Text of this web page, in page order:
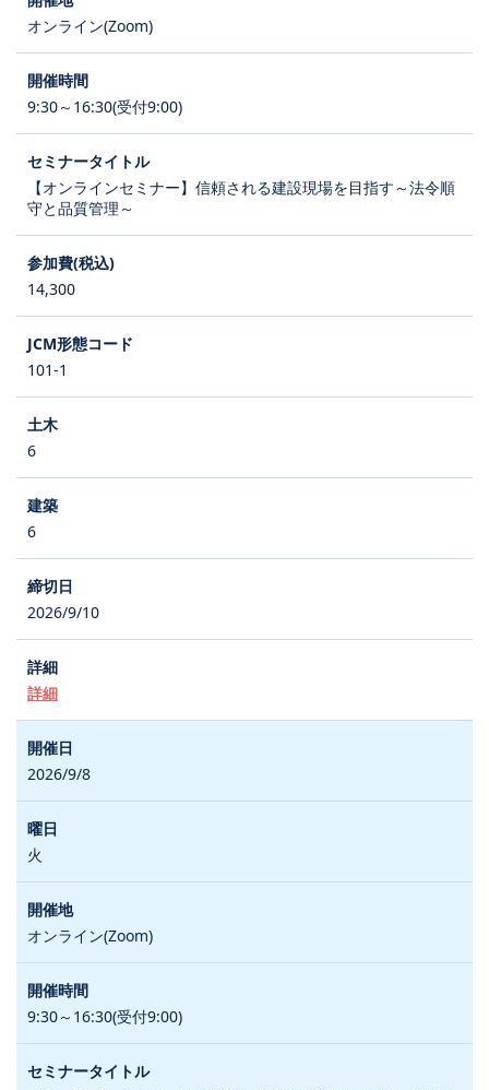
オンライン(Zoom)
9:30～16:30(受付9:00)
【オンラインセミナー】信頼される建設現場を目指す～法令順
守と品質管理～
14,300
101-1
6
6
2026/9/10
詳細
2026/9/8
火
オンライン(Zoom)
9:30～16:30(受付9:00)